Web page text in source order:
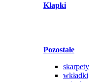
Klapki
Pozostałe
skarpety
wkładki